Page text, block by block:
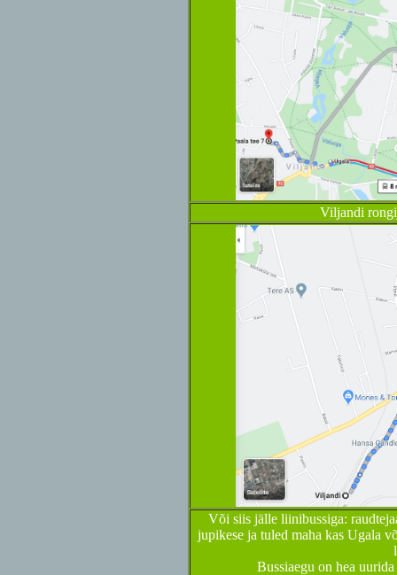
Viljandi
Või siis jälle liinibussiga:
jupikese ja tuled maha kas Ugala
Bussiaegu on hea